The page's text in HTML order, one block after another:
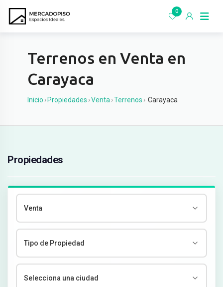
0
Terrenos en Venta en
Carayaca
Inicio › Propiedades ›Venta ›Terrenos › Carayaca
Propiedades